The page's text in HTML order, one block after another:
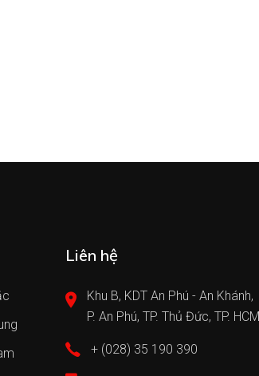
Liên hệ
Khu B, KDT An Phú - An Khánh,
P. An Phú, TP. Thủ Đức, TP. HCM
+ (028) 35 190 390